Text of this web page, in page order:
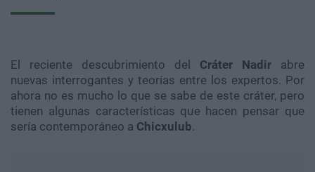
El reciente descubrimiento del Cráter Nadir abre
nuevas interrogantes y teorías entre los expertos. Por
ahora no es mucho lo que se sabe de este cráter, pero
tienen algunas características que hacen pensar que
sería contemporáneo a Chicxulub.